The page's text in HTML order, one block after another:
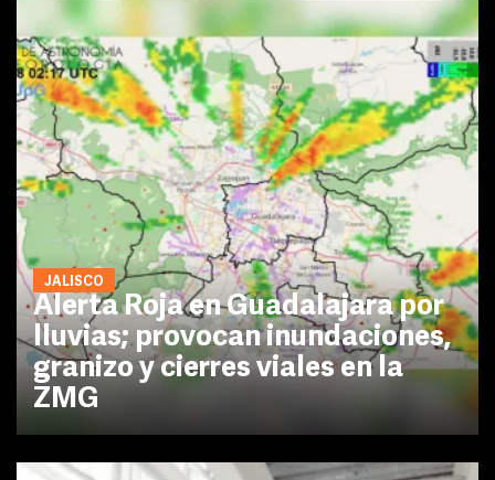
JALISCO
Alerta Roja en Guadalajara por
lluvias; provocan inundaciones,
granizo y cierres viales en la
ZMG